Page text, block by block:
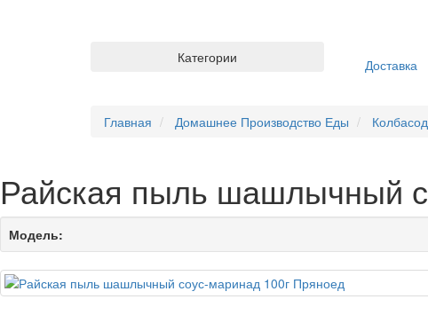
Доставка
Категории
Главная Домашнее Производство Еды
Райская пыль шашлычный
Модель: